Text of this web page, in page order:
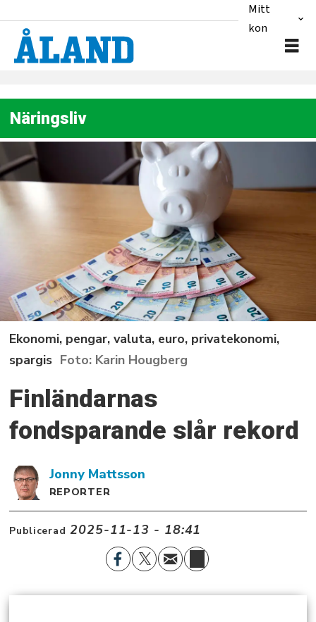
Mitt
konto
Näringsliv
Ekonomi, pengar, valuta, euro, privatekonomi,
spargis
Karin Hougberg
Finländarnas
fondsparande slår rekord
Jonny Mattsson
REPORTER
Publicerad 2025-11-13 - 18:41